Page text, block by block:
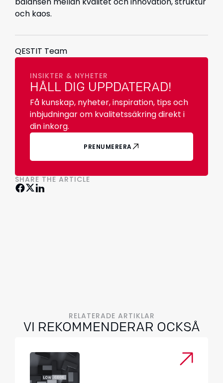
och kaos.
QESTIT Team
INSIKTER & NYHETER
HÅLL DIG UPPDATERAD!
Få kunskap, nyheter, inspiration, tips och
inbjudningar om kvalitetssäkring direkt i
din inkorg.
PRENUMERERA
SHARE THE ARTICLE
RELATERADE ARTIKLAR
VI REKOMMENDERAR OCKSÅ